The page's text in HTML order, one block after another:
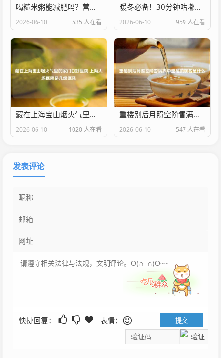
喝糙米粥能减肥吗？营养专家揭秘真相 附正确做法
2026-06-10 535 人在看
暖冬必备！30分钟咕嘟出酥烂入味啤酒牛肉，汤汁泡饭舔碗底！
2026-06-10 959 人在看
藏在上海宝山烟火气里的家门口好医院 上海大场医院是几级医院
2026-06-10 1020 人在看
重楼别后月照空阶雪满衣中重楼的别名是什么
2026-06-10 547 人在看
发表评论
快捷回复： 表情：